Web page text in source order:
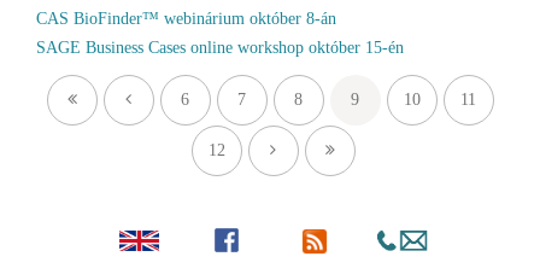
CAS BioFinder™ webinárium október 8-án
SAGE Business Cases online workshop október 15-én
6 7 8 9 10 11
12